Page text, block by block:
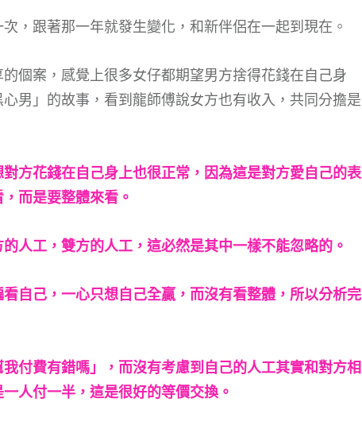
，跟著那一年就發生變化，和新伴侶在一起到現在。
個案，感覺上很多女仔都期望男方捨得花錢在自己身
男」的故事，看到龍師傅說女方也有收入，共同分擔是
對方花錢在自己身上也很正常，因為這是對方愛自己的表
而是要整體來看。
人工，雙方的人工，這必然是其中一樣不能忽略的。
自己，一心只想自己全贏，而沒有看整體，所以分析完
付費有錯嗎」，而沒有考慮到自己的人工其實和對方相
人付一半，這是很好的等價交換。